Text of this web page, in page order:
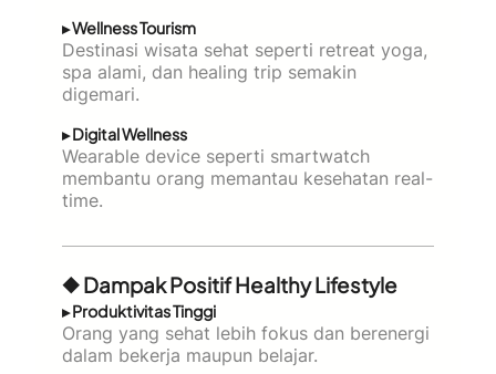
▸ Wellness Tourism
Destinasi wisata sehat seperti retreat yoga,
spa alami, dan healing trip semakin
digemari.
▸ Digital Wellness
Wearable device seperti smartwatch
membantu orang memantau kesehatan real-
time.
◆ Dampak Positif Healthy Lifestyle
▸ Produktivitas Tinggi
Orang yang sehat lebih fokus dan berenergi
dalam bekerja maupun belajar.